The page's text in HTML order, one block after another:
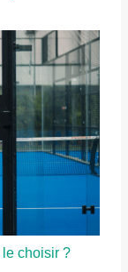
choisir ?